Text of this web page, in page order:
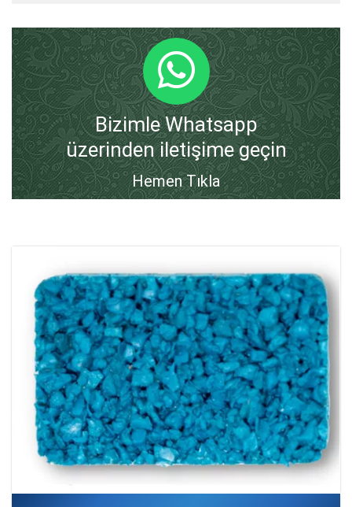
Bizimle Whatsapp
üzerinden iletişime geçin
Hemen Tıkla